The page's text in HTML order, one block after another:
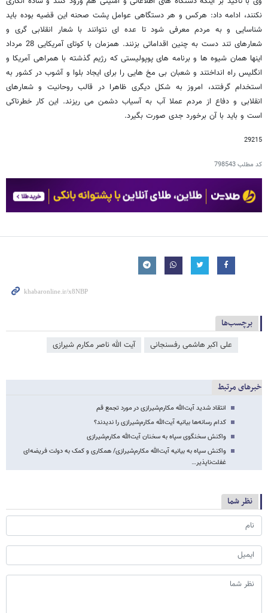
نکنند، ادامه داد: هرکس و هر دستگاهی عوامل پشت صحنه این قضیه بوده باید
شناسایی و به مردم معرفی شود تا عده ای نتوانند با شعار انقلابی گری و
شعارهای تند دست به چنین اقداماتی بزنند. همزمان با کوتای آمریکایی 28 مرداد
اینها همان شیوه ها و برنامه های پوپولیستی که رژیم گذشته با همراهی آمریکا و
انگلیس راه انداختند و شعبان بی مخ هایی را برای ایجاد بلوا و آشوب در کشور به
استخدام گرفتند، امروز به شکل دیگری ظاهرا در قالب روحانیت و شعارهای
انقلابی و دفاع از مردم عملا آب به آسیاب دشمن می ریزند. این کار خطرناکی
است و باید با آن برخورد جدی صورت بگیرد.
29215
کد مطلب798543
برچسب‌ها
علی اکبر هاشمی رفسنجانی آیت الله ناصر مکارم شیرازی
خبرهای مرتبط
انتقاد شدید آیت‌الله مکارم‌شیرازی در مورد تجمع قم
کدام رسانه‌ها بیانیه آیت‌الله مکارم‌شیرازی را ندیدند؟
واکنش سخنگوی سپاه به سخنان آیت‌الله مکارم‌شیرازی
واکنش سپاه به بیانیه آیت‌الله مکارم‌شیرازی/ همکاری و کمک به دولت فریضه‌ای
غفلت‌ناپذیر…
نظر شما